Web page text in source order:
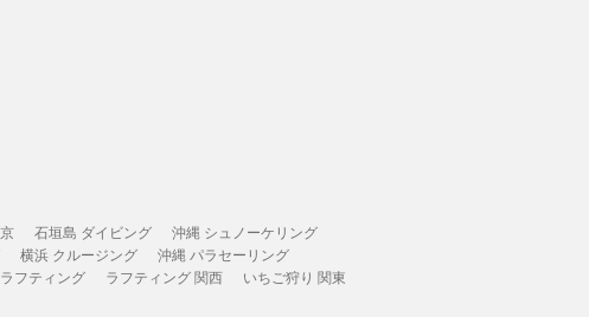
石垣島 ダイビング
沖縄 シュノーケリング
横浜 クルージング
沖縄 パラセーリング
フティング ラフティング 関西
いちご狩り 関東